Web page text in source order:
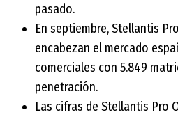
pasado.
En septiembre, Stellantis
encabezan el mercado
comerciales con 5.849
penetración.
Las cifras de Stellantis Pro